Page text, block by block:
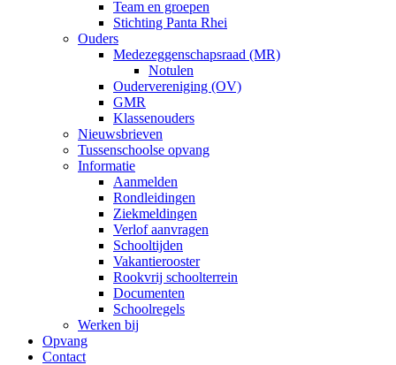
Team en groepen
Stichting Panta Rhei
Ouders
Medezeggenschapsraad (MR)
Notulen
Oudervereniging (OV)
GMR
Klassenouders
Nieuwsbrieven
Tussenschoolse opvang
Informatie
Aanmelden
Rondleidingen
Ziekmeldingen
Verlof aanvragen
Schooltijden
Vakantierooster
Rookvrij schoolterrein
Documenten
Schoolregels
Werken bij
Opvang
Contact